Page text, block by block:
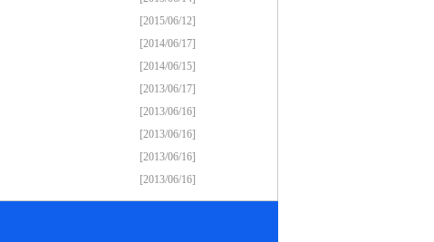
[2015/06/12]
[2014/06/17]
[2014/06/15]
[2013/06/17]
[2013/06/16]
[2013/06/16]
[2013/06/16]
[2013/06/16]